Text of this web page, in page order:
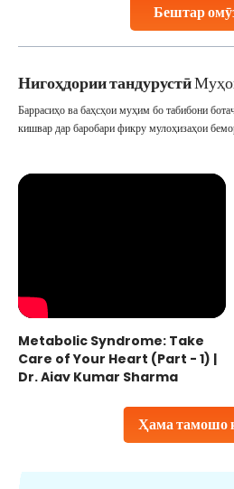
Бештар
Нигоҳдории тандурустӣ
Ҳама тамошо
Баррасиҳо ва баҳсҳои муҳим бо табибони
кишвар дар баробари фикру мулоҳизаҳои
Metabolic Syndrome: Take
Care of Your Heart (Part - 1) |
Dr. Ajay Kumar Sharma